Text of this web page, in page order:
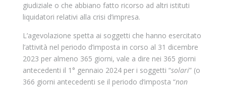
giudiziale o che abbiano fatto ricorso ad altri istituti
liquidatori relativi alla crisi d’impresa.
L’agevolazione spetta ai soggetti che hanno esercitato
l’attività nel periodo d’imposta in corso al 31 dicembre
2023 per almeno 365 giorni, vale a dire nei 365 giorni
antecedenti il 1° gennaio 2024 per i soggetti “solari” (o
366 giorni antecedenti se il periodo d’imposta “non